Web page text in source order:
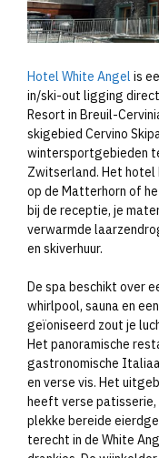
Hotel White Angel is
in/ski-out ligging
Resort in Breuil-
skigebied Cervino
wintersportgebieden
Zwitserland. Het hotel
op de Matterhorn of
bij de receptie, je
verwarmde
en skiverhuur.
De spa beschikt over
whirlpool, sauna en
geïoniseerd zout je
Het panoramische
gastronomische
en verse vis. Het
heeft verse patisserie,
plekke bereide
terecht in de White